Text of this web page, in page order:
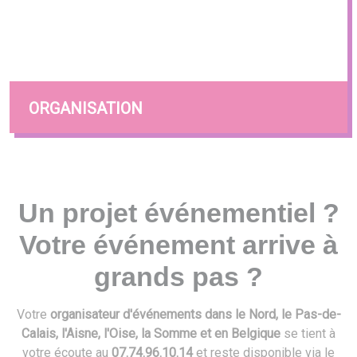
ORGANISATION
Un projet événementiel ?
Votre événement arrive à
grands pas ?
Votre organisateur d'événements dans le Nord, le Pas-de-
Calais, l'Aisne, l'Oise, la Somme et en Belgique se tient à
votre écoute au 07.74.96.10.14et reste disponible via le